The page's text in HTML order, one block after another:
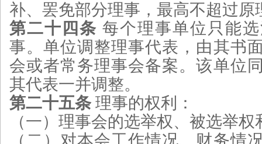
补、罢免部分理事，最高不超过原
第二十四条 每个理事单位只能
事。单位调整理事代表，由其书
会或者常务理事会备案。该单位
其代表一并调整。
第二十五条 理事的权利：
（一）理事会的选举权、被选举
（二）对本会工作情况、财务情